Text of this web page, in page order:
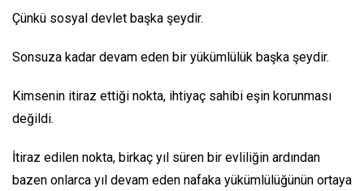
Çünkü sosyal devlet başka şeydir.
Sonsuza kadar devam eden bir yükümlülük başka şeydir.
Kimsenin itiraz ettiği nokta, ihtiyaç sahibi eşin korunması
değildi.
İtiraz edilen nokta, birkaç yıl süren bir evliliğin ardından
bazen onlarca yıl devam eden nafaka yükümlülüğünün ortaya